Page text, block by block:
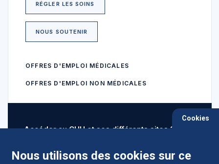
RÉGLER LES SOINS
NOUS SOUTENIR
OFFRES D'EMPLOI MÉDICALES
OFFRES D'EMPLOI NON MÉDICALES
Accéder au CHU et ses différents sites ?
Cookies
Nous utilisons des cookies sur ce